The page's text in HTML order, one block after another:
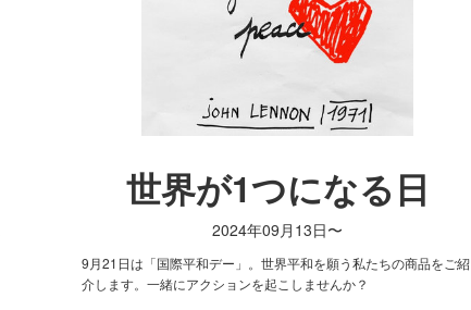
世界が1つになる日
2024年09月13日〜
9月21日は「国際平和デー」。世界平和を願う私たちの商品をご紹
介します。一緒にアクションを起こしませんか？